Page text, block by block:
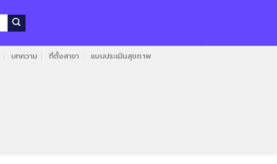
บทความ ที่ตั้งสาขา แบบประเมินสุขภาพ